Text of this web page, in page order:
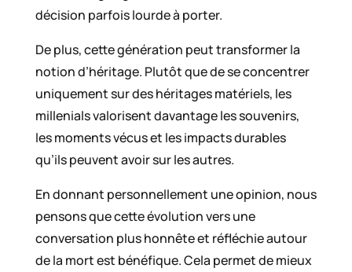
décision parfois lourde à porter.
De plus, cette génération peut transformer la
notion d’héritage. Plutôt que de se concentrer
uniquement sur des héritages matériels, les
millenials valorisent davantage les souvenirs,
les moments vécus et les impacts durables
qu’ils peuvent avoir sur les autres.
En donnant personnellement une opinion, nous
pensons que cette évolution vers une
conversation plus honnête et réfléchie autour
de la mort est bénéfique. Cela permet de mieux